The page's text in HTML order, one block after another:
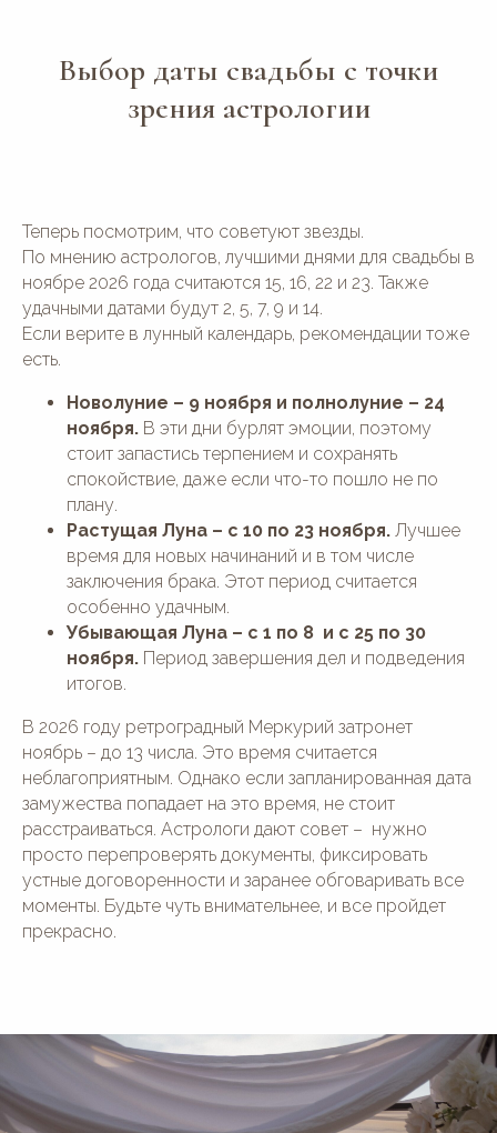
Выбор даты свадьбы с точки
зрения астрологии
Теперь посмотрим, что советуют звезды.
По мнению астрологов, лучшими днями для свадьбы в
ноябре 2026 года считаются 15, 16, 22 и 23. Также
удачными датами будут 2, 5, 7, 9 и 14.
Если верите в лунный календарь, рекомендации тоже
есть.
Новолуние – 9 ноября и полнолуние – 24
ноября. В эти дни бурлят эмоции, поэтому
стоит запастись терпением и сохранять
спокойствие, даже если что-то пошло не по
плану.
Растущая Луна – с 10 по 23 ноября. Лучшее
время для новых начинаний и в том числе
заключения брака. Этот период считается
особенно удачным.
Убывающая Луна – с 1 по 8 и с 25 по 30
ноября. Период завершения дел и подведения
итогов.
В 2026 году ретроградный Меркурий затронет
ноябрь – до 13 числа. Это время считается
неблагоприятным. Однако если запланированная дата
замужества попадает на это время, не стоит
расстраиваться. Астрологи дают совет – нужно
просто перепроверять документы, фиксировать
устные договоренности и заранее обговаривать все
моменты. Будьте чуть внимательнее, и все пройдет
прекрасно.